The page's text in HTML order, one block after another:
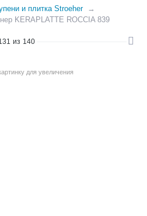
и плитка Stroeher
KERAPLATTE ROCCIA 839
из 140
для увеличения